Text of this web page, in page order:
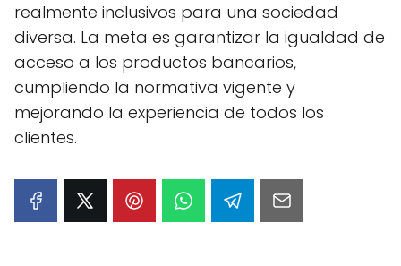
realmente inclusivos para una sociedad
diversa. La meta es garantizar la igualdad de
acceso a los productos bancarios,
cumpliendo la normativa vigente y
mejorando la experiencia de todos los
clientes.